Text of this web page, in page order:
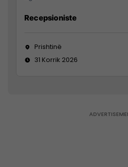
Recepsioniste
Prishtinë
31 Korrik 2026